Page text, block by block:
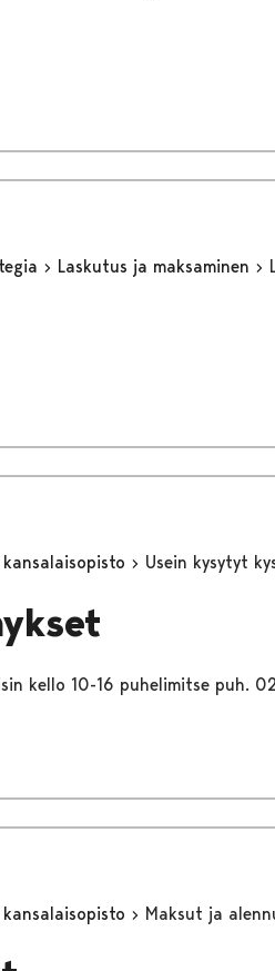
Laskutus ja maksaminen
Usein kysytyt
kello 10-16 puhelimitse puh.
Maksut ja